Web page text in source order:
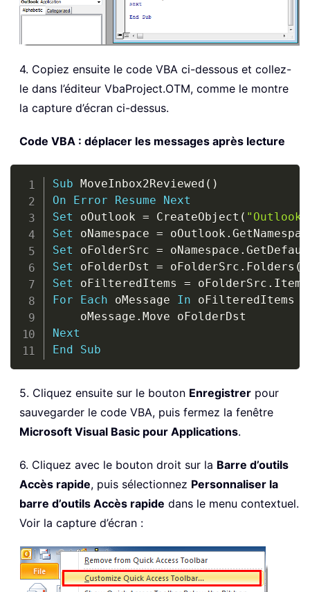
4. Copiez ensuite le code VBA ci-dessous et collez-
le dans l’éditeur VbaProject.OTM, comme le montre
la capture d’écran ci-dessus.
Code VBA : déplacer les messages après lecture
Sub MoveInbox2Reviewed ( )
On
Error Resume
Next
Set oOutlook = CreateObject (
Set oNamespace = oOutlook .
Set oFolderSrc = oNamespace .
Set oFolderDst = oFolderSrc . Folders (
Set oFilteredItems = oFolderSrc . Items
For
Each oMessage In oFilteredItems
    oMessage
.
Next
End
Sub
5. Cliquez ensuite sur le bouton Enregistrer pour
sauvegarder le code VBA, puis fermez la fenêtre
Microsoft Visual Basic pour Applications.
6. Cliquez avec le bouton droit sur la Barre d’outils
Accès rapide, puis sélectionnez Personnaliser la
barre d’outils Accès rapide dans le menu contextuel.
Voir la capture d’écran :